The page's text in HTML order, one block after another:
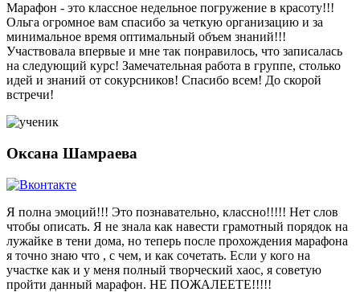
Марафон - это классное недельное погружение в красоту!!!
Ольга огромное вам спасибо за четкую организацию и за
минимальное время оптимальный объем знаний!!!
Участвовала впервые и мне так понравилось, что записалась
на следующий курс! Замечательная работа в группе, столько
идей и знаний от сокурсников! Спасибо всем! До скорой
встречи!
Оксана Шамраева
Я полна эмоций!!! Это познавательно, классно!!!!! Нет слов
чтобы описать. Я не знала как навести грамотный порядок на
лужайке в тени дома, но теперь после прохождения марафона
я точно знаю что , с чем, и как сочетать. Если у кого на
участке как и у меня полный творческий хаос, я советую
пройти данный марафон. НЕ ПОЖАЛЕЕТЕ!!!!!